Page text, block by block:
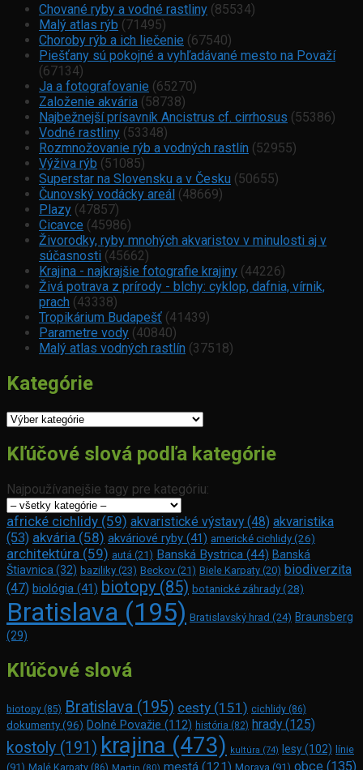
Chované ryby a vodné rastliny (85534)
Malý atlas rýb (71495)
Choroby rýb a ich liečenie (67540)
Piešťany sú pokojné a vyhľadávané mesto na Považí
(67134)
Ja a fotografovanie (65270)
Založenie akvária (58738)
Najbežnejší prísavník Ancistrus cf. cirrhosus (55386)
Vodné rastliny (53348)
Rozmnožovanie rýb a vodných rastlín (52955)
Výživa rýb (51085)
Superstar na Slovensku a v Česku (50655)
Čunovský vodácky areál (48669)
Plazy (47857)
Cicavce (45986)
Živorodky, ryby mnohých akvaristov v minulosti aj v
súčasnosti (45662)
Krajina - najkrajšie fotografie krajiny (44226)
Živá potrava z prírody - blchy: cyklop, dafnia, vírnik,
prach (43338)
Tropikárium Budapešť (41439)
Parametre vody (40840)
Malý atlas vodných rastlín (37518)
Kategórie
Kategórie
Kľúčové slová podľa kategórie
Najpoužívanejšie tagy pre kategóriu:
africké cichlidy (59) akvaristické výstavy (48) akvaristika
(53) akvária (58) akváriové ryby (41) americké cichlidy (26)
architektúra (59) autá (21) Banská Bystrica (44) Banská
Štiavnica(32) baziliky (23) Beckov (21) Biele Karpaty (20) biodiverzita
(47) biológia (41) biotopy (85) botanické záhrady(28)
Bratislava (195) Bratislavský hrad (24) Braunsberg
(29)
Kľúčové slová
biotopy (85) Bratislava (195) cesty (151) cichlidy (86)
dokumenty (96) Dolné Považie (112) história (82) hrady (125)
kostoly (191) krajina (473) kultúra (74) lesy(102) línie
(91) Malé Karpaty (86) Martin (80) mestá (121) Morava (91) obce (135)